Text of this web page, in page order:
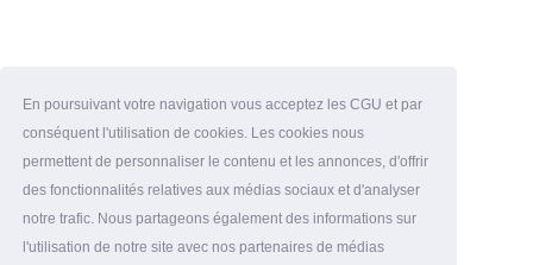
En poursuivant votre navigation vous acceptez les CGU et par
conséquent l'utilisation de cookies. Les cookies nous
permettent de personnaliser le contenu et les annonces, d'offrir
des fonctionnalités relatives aux médias sociaux et d'analyser
notre trafic. Nous partageons également des informations sur
l'utilisation de notre site avec nos partenaires de médias